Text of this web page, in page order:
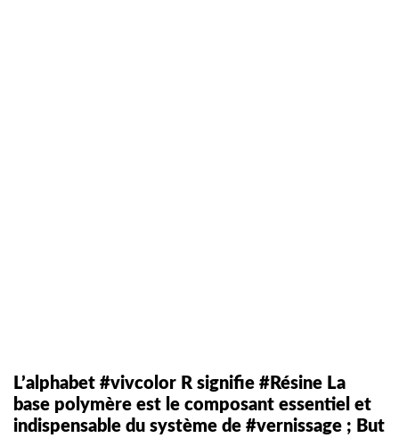
L’alphabet #vivcolor R signifie #Résine La
base polymère est le composant essentiel et
indispensable du système de #vernissage ; But